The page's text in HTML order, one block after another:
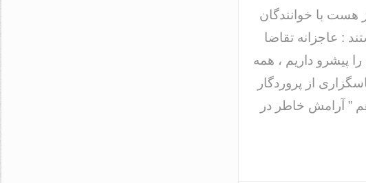
هست با خوانندگان
: عاجزانه تقاضا
پیشرو داریم ، همه
از پروردگار
” آرامش خاطر در